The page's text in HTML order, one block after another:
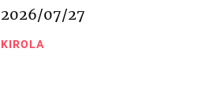
2026/07/27
KIROLA